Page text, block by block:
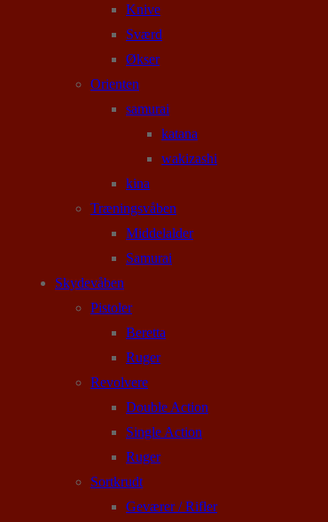
Knive
Sværd
Økser
Orienten
samurai
katana
wakizashi
kina
Træningsvåben
Middelalder
Samurai
Skydevåben
Pistoler
Beretta
Ruger
Revolvere
Double Action
Single Action
Ruger
Sortkrudt
Geværer / Rifler